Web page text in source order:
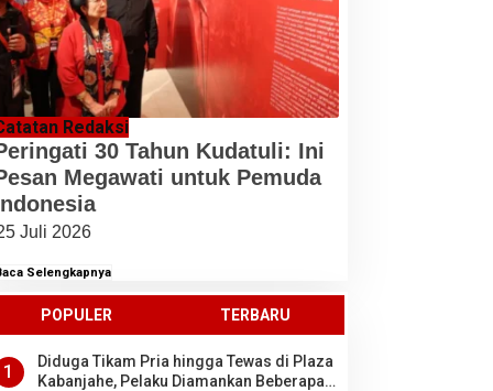
Redaksi
30 Tahun Kudatuli: Ini
Megawati untuk Pemuda
Juli 2026
Selengkapnya
POPULER TERBARU
1
Diduga Tikam Pria hingga Tewas di Plaza
Kabanjahe, Pelaku Diamankan Beberapa